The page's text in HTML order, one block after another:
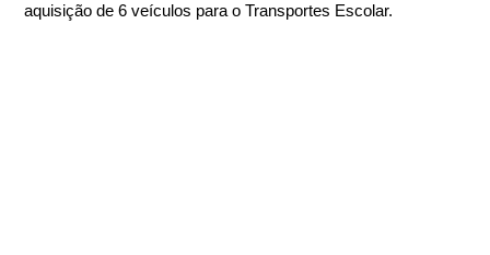
aquisição de 6 veículos para o Transportes Escolar.